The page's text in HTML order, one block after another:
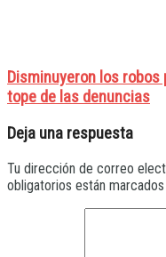
Disminuyeron los robos
tope de las denuncias
Deja una respuesta
Tu dirección de correo
obligatorios están